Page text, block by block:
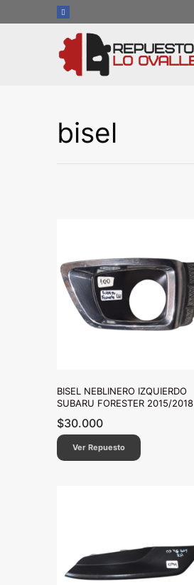
al
bisel
BISEL NEBLINERO IZQUIERDO
SUBARU FORESTER 2015/2018
$30.000
Ver Repuesto